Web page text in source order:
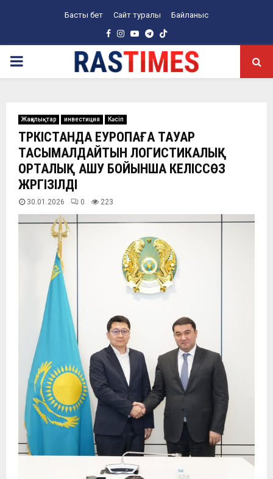
Басты бет Сайт туралы Байланыс
Facebook
Instagram
YoutubeTelegram
PRIMARY
Жаңалықтар инвестиция Кәсіп
ТҮРКІСТАНДА ЕУРОПАҒА ТАУАР
ТАСЫМАЛДАЙТЫН ЛОГИСТИКАЛЫҚ
ОРТАЛЫҚ АШУ БОЙЫНША КЕЛІССӨЗ
ЖҮРГІЗІЛДІ
30.01.2026 0 223